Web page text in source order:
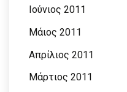
Ιούνιος 2011
Μάιος 2011
Απρίλιος 2011
Μάρτιος 2011